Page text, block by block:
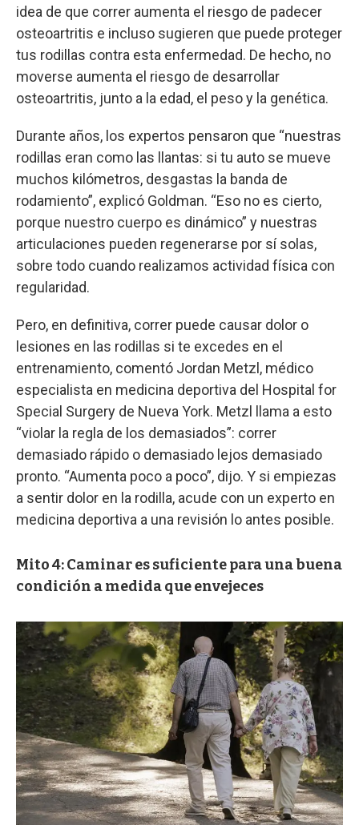
idea de que correr aumenta el riesgo de padecer
osteoartritis e incluso sugieren que puede proteger
tus rodillas contra esta enfermedad. De hecho, no
moverse aumenta el riesgo de desarrollar
osteoartritis, junto a la edad, el peso y la genética.
Durante años, los expertos pensaron que “nuestras
rodillas eran como las llantas: si tu auto se mueve
muchos kilómetros, desgastas la banda de
rodamiento”, explicó Goldman. “Eso no es cierto,
porque nuestro cuerpo es dinámico” y nuestras
articulaciones pueden regenerarse por sí solas,
sobre todo cuando realizamos actividad física con
regularidad.
Pero, en definitiva, correr puede causar dolor o
lesiones en las rodillas si te excedes en el
entrenamiento, comentó Jordan Metzl, médico
especialista en medicina deportiva del Hospital for
Special Surgery de Nueva York. Metzl llama a esto
“violar la regla de los demasiados”: correr
demasiado rápido o demasiado lejos demasiado
pronto. “Aumenta poco a poco”, dijo. Y si empiezas
a sentir dolor en la rodilla, acude con un experto en
medicina deportiva a una revisión lo antes posible.
Mito 4: Caminar es suficiente para una buena
condición a medida que envejeces